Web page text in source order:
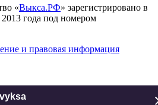
«Выкса.РФ» зарегистрировано в
года под номером
и правовая информация
—